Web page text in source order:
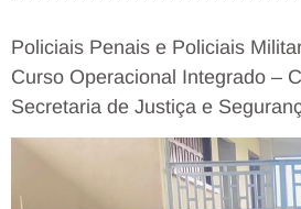
Policiais Penais e Policiais
Curso Operacional Integrado –
Secretaria de Justiça e